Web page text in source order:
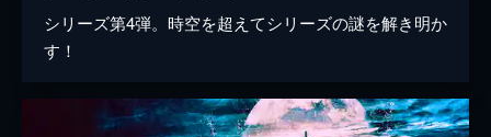
シリーズ第4弾。時空を超えてシリーズの謎を解き明か
す！